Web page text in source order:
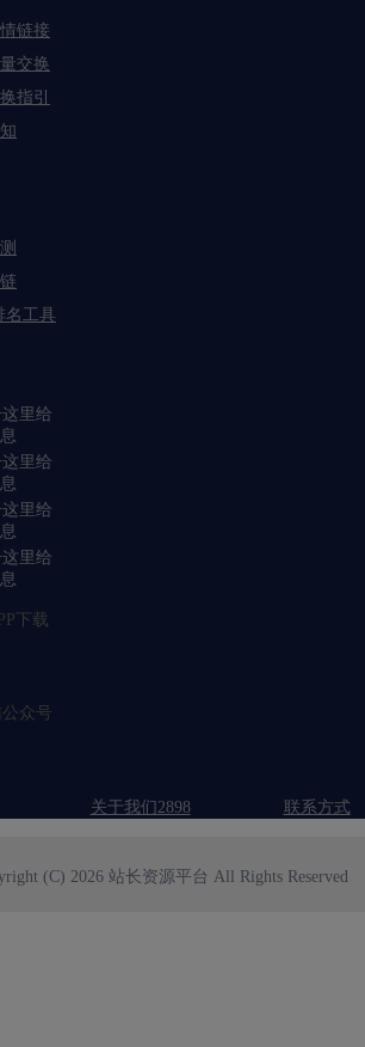
链接
交换
指引
名工具
关于我们2898 联系方式
(C) 2026 站长资源平台 All Rights Reserved